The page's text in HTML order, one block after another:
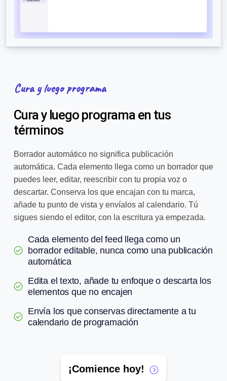
Cura y luego programa
Cura y luego programa en tus
términos
Borrador automático no significa publicación
automática. Cada elemento llega como un borrador que
puedes leer, editar, reescribir con tu propia voz o
descartar. Conserva los que encajan con tu marca,
añade tu punto de vista y envíalos al calendario. Tú
sigues siendo el editor, con la escritura ya empezada.
Cada elemento del feed llega como un
borrador editable, nunca como una publicación
automática
Edita el texto, añade tu enfoque o descarta los
elementos que no encajen
Envía los que conservas directamente a tu
calendario de programación
¡Comience hoy!